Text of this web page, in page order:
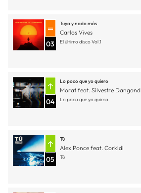
03
Tuyo y nada más
Carlos Vives
El último disco Vol.1
04
Lo poco que yo quiero
Morat feat. Silvestre Dangond
Lo poco que yo quiero
05
Tú
Alex Ponce feat. Corkidi
Tú